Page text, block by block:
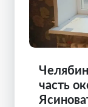
часть